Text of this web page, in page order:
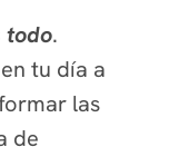
todo.
tu día a
las
de